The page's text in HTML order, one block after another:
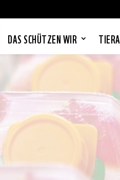
DAS SCHÜTZEN WIR